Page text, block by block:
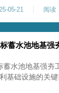
定性与承载力
利用。
05-21 阅读
蓄水池地基强
蓄水池地基强夯
基础设施的关